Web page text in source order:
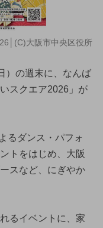
大阪市中央区役所
）の週末に、なんば
スクエア2026」が
るダンス・パフォ
トをはじめ、大阪
スなど、にぎやか
るイベントに、家